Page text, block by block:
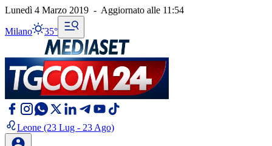
Lunedì 4 Marzo 2019 - Aggiornato alle 11:54
Milano 35°
Leone (23 Lug - 23 Ago)